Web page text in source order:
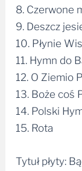
8. Czerwone
9. Deszcz
10. Płynie
11. Hymn do
12. O Ziemio
13. Boże coś
14. Polski
15. Rota
Tytuł płyty: